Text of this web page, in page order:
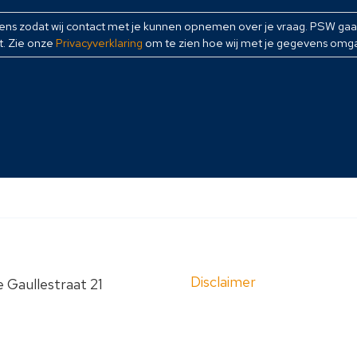
zodat wij contact met je kunnen opnemen over je vraag. PSW
Zie onze Privacyverklaring om te zien hoe wij met je gegevens
Gaullestraat 21
Disclaimer